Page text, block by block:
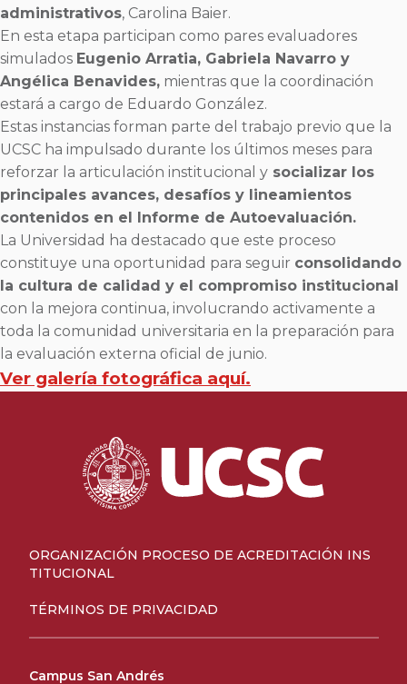
administrativos, Carolina Baier.
En esta etapa participan como pares evaluadores
simulados Eugenio Arratia, Gabriela Navarro y
Angélica Benavides, mientras que la coordinación
estará a cargo de Eduardo González.
Estas instancias forman parte del trabajo previo que la
UCSC ha impulsado durante los últimos meses para
reforzar la articulación institucional y socializar los
principales avances, desafíos y lineamientos
contenidos en el Informe de Autoevaluación.
La Universidad ha destacado que este proceso
constituye una oportunidad para seguir consolidando
la cultura de calidad y el compromiso institucional
con la mejora continua, involucrando activamente a
toda la comunidad universitaria en la preparación para
la evaluación externa oficial de junio.
Ver galería fotográfica aquí.
ORGANIZACIÓN PROCESO DE ACREDITACIÓN INS
TITUCIONAL
TÉRMINOS DE PRIVACIDAD
Campus San Andrés